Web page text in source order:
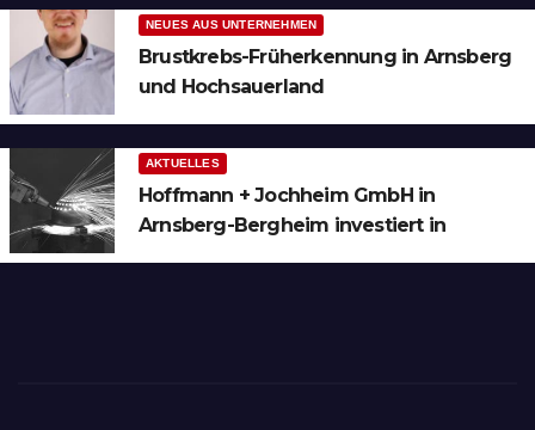
NEUES AUS UNTERNEHMEN
Brustkrebs-Früherkennung in Arnsberg
und Hochsauerland
AKTUELLES
Hoffmann + Jochheim GmbH in
Arnsberg-Bergheim investiert in